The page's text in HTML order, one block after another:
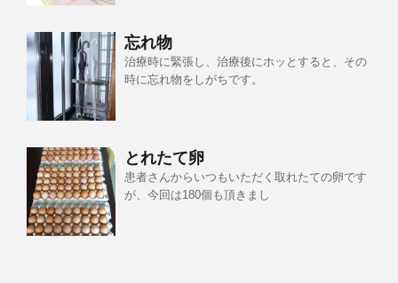
忘れ物
治療時に緊張し、治療後にホッとすると、その
時に忘れ物をしがちです。
とれたて卵
患者さんからいつもいただく取れたての卵です
が、今回は180個も頂きまし